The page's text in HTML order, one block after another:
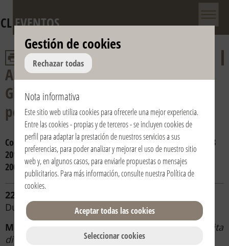
CLEVENTOS
Aniversario de la muerte de don
Giussani y del reconocimiento
pontificio de la Fraternidad
Consulta por año: 2024 2023 2022 2021 2020 2019
2018
2017
2016 2015 2014 2013 2012 2011 2010 2009
2007
2006
22/02/2024 | 18:00 | Italia / Italy | Palermo
Duomo
Mons. Corrado Lorefice
Arcivescovo metropolita
di Palermo
Gestión de cookies
Rechazar todas
Nota informativa
Este sitio web utiliza cookies para ofrecerle una mejor experiencia.
Entre las cookies - propias y de terceros - se incluyen cookies de
perfil para adaptar la prestación de nuestros servicios a sus
preferencias, para poder analizar y mejorar el uso de nuestro sitio
web y, en algunos casos, para enviarle propuestas o mensajes
publicitarios. Para más información, consulte nuestra Política de
cookies.
Seleccionar cookies
Aceptar todas las cookies